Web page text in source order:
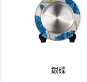
銀碟